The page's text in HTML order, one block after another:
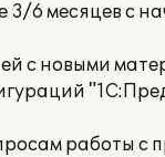
6 месяцев с
с новыми
работы